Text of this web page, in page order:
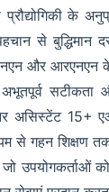
प्रौद्योगिकी के
से
और आरएनएन
सटीकता
असिस्टेंट 15+
से गहन शिक्षण
जो उपयोगकर्ताओं